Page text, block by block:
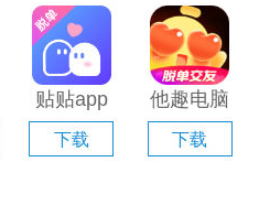
模拟器」
贴贴app
电脑版
「含模拟
下载
他趣电脑
版「含模
拟器」
下载